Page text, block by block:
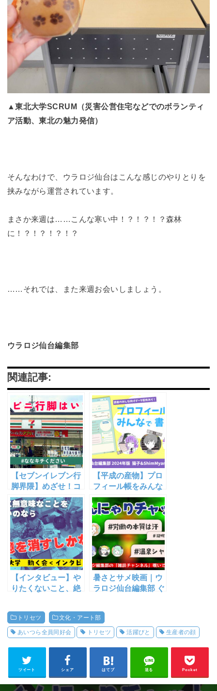
▲東北大学SCRUM（災害公営住宅などでのボランティ
ア活動、東北の魅力発信）
そんなわけで、ウラロジ仙台はこんな感じのやりとりを
挟みながら運営されています。
まさか来週は……こんな寒い中！？！？！？森林
に！？！？！？！？
……それでは、また来週お会いしましょう。
ウラロジ仙台編集部
関連記事:
【セブンイレブン行
脚界隈】めざせ！コ
ンビニマスター【究
極の自己満】
【平成の産物】プロ
フィール帳をみんな
で書こう！艶姫猫
子・ShimMyan・大
沼編【ウラロジ仙台
編集部のこと】
【インタビュー】や
りたくないこと、絶
乗り」の猛者・東北
大学 動く会
暑さとサメ映画｜ウ
ラロジ仙台編集部 ぐ
log【2024年6〜7月
前半】
トリセツ 文化・アート部
あいつら全員同好会 トリセツ 活躍びと 生産者の顔
ツイート シェア はてブ 送る Pocket